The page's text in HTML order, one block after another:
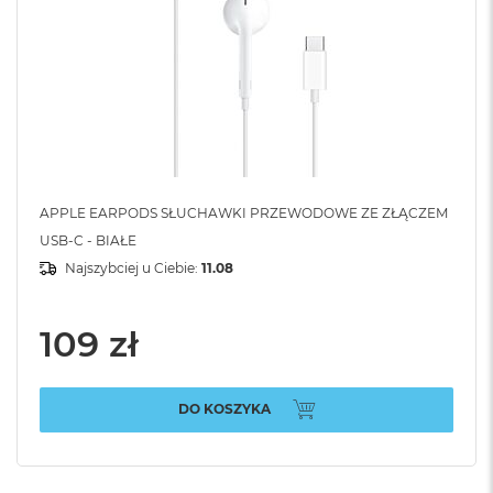
APPLE EARPODS SŁUCHAWKI PRZEWODOWE ZE ZŁĄCZEM
USB-C - BIAŁE
Najszybciej u Ciebie: 11.08
109 zł
DO KOSZYKA